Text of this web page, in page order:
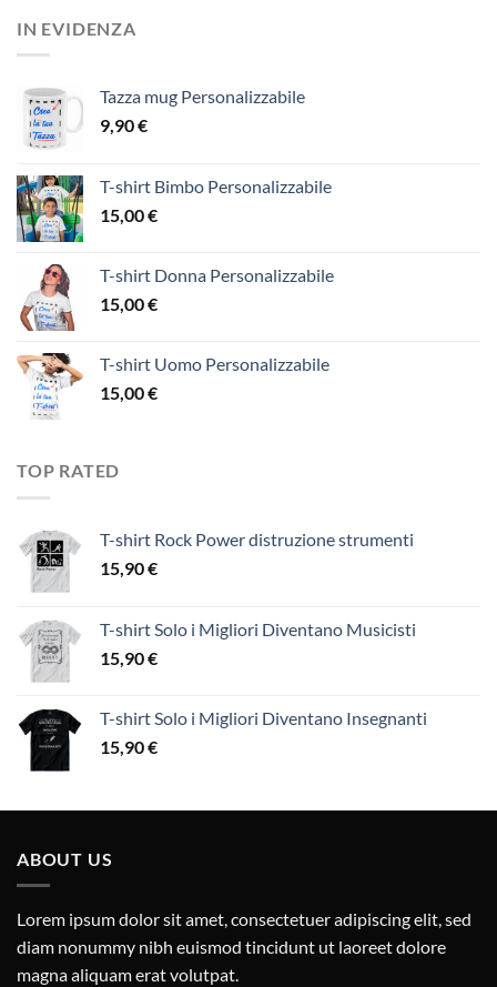
IN EVIDENZA
Tazza mug Personalizzabile
9,90€
T-shirt Bimbo Personalizzabile
15,00€
T-shirt Donna Personalizzabile
15,00€
T-shirt Uomo Personalizzabile
15,00€
TOP RATED
T-shirt Rock Power distruzione strumenti
15,90€
T-shirt Solo i Migliori Diventano Musicisti
15,90€
T-shirt Solo i Migliori Diventano Insegnanti
15,90€
ABOUT US
Lorem ipsum dolor sit amet, consectetuer adipiscing elit, sed
diam nonummy nibh euismod tincidunt ut laoreet dolore
magna aliquam erat volutpat.